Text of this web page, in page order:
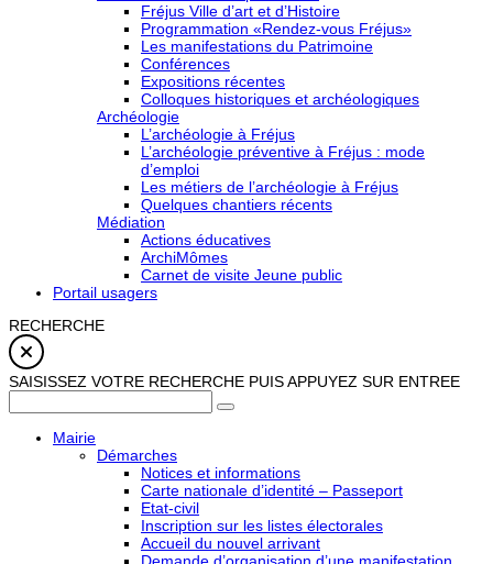
Fréjus Ville d’art et d’Histoire
Programmation «Rendez-vous Fréjus»
Les manifestations du Patrimoine
Conférences
Expositions récentes
Colloques historiques et archéologiques
Archéologie
L’archéologie à Fréjus
L’archéologie préventive à Fréjus : mode
d’emploi
Les métiers de l’archéologie à Fréjus
Quelques chantiers récents
Médiation
Actions éducatives
ArchiMômes
Carnet de visite Jeune public
Portail usagers
RECHERCHE
SAISISSEZ VOTRE RECHERCHE PUIS APPUYEZ SUR ENTREE
Mairie
Démarches
Notices et informations
Carte nationale d’identité – Passeport
Etat-civil
Inscription sur les listes électorales
Accueil du nouvel arrivant